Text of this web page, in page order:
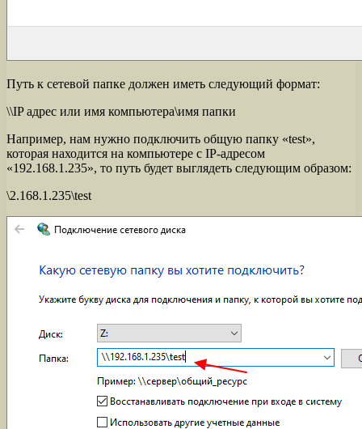
Путь к сетевой папке должен иметь следующий формат:
\\IP адрес или имя компьютера\имя папки
Например, нам нужно подключить общую папку «test»,
которая находится на компьютере с IP-адресом
«192.168.1.235», то путь будет выглядеть следующим образом:
\2.168.1.235\test